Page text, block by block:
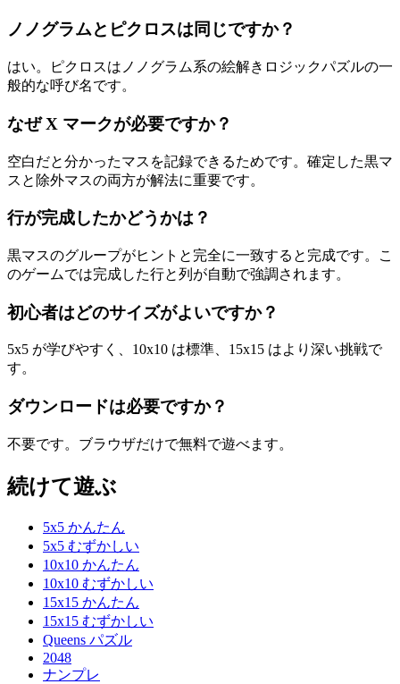
ノノグラムとピクロスは同じですか？
はい。ピクロスはノノグラム系の絵解きロジックパズルの一
般的な呼び名です。
なぜ X マークが必要ですか？
空白だと分かったマスを記録できるためです。確定した黒マ
スと除外マスの両方が解法に重要です。
行が完成したかどうかは？
黒マスのグループがヒントと完全に一致すると完成です。こ
のゲームでは完成した行と列が自動で強調されます。
初心者はどのサイズがよいですか？
5x5 が学びやすく、10x10 は標準、15x15 はより深い挑戦で
す。
ダウンロードは必要ですか？
不要です。ブラウザだけで無料で遊べます。
続けて遊ぶ
5x5 かんたん
5x5 むずかしい
10x10 かんたん
10x10 むずかしい
15x15 かんたん
15x15 むずかしい
Queens パズル
2048
ナンプレ